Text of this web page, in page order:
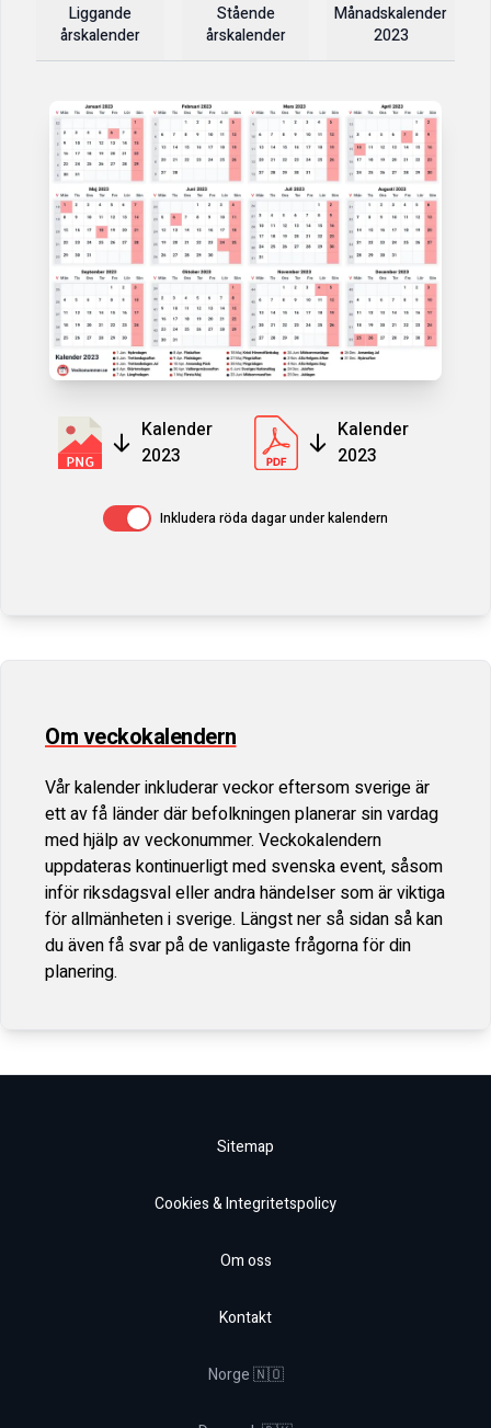
Liggande
årskalender
Stående
årskalender
Månadskalender
2023
Kalender
2023
Kalender
2023
Av / PåInkludera röda dagar under kalendern
Om veckokalendern
Vår kalender inkluderar veckor eftersom sverige är
ett av få länder där befolkningen planerar sin vardag
med hjälp av veckonummer. Veckokalendern
uppdateras kontinuerligt med svenska event, såsom
inför riksdagsval eller andra händelser som är viktiga
för allmänheten i sverige. Längst ner så sidan så kan
du även få svar på de vanligaste frågorna för din
planering.
Sitemap
Cookies & Integritetspolicy
Om oss
Kontakt
Norge 🇳🇴